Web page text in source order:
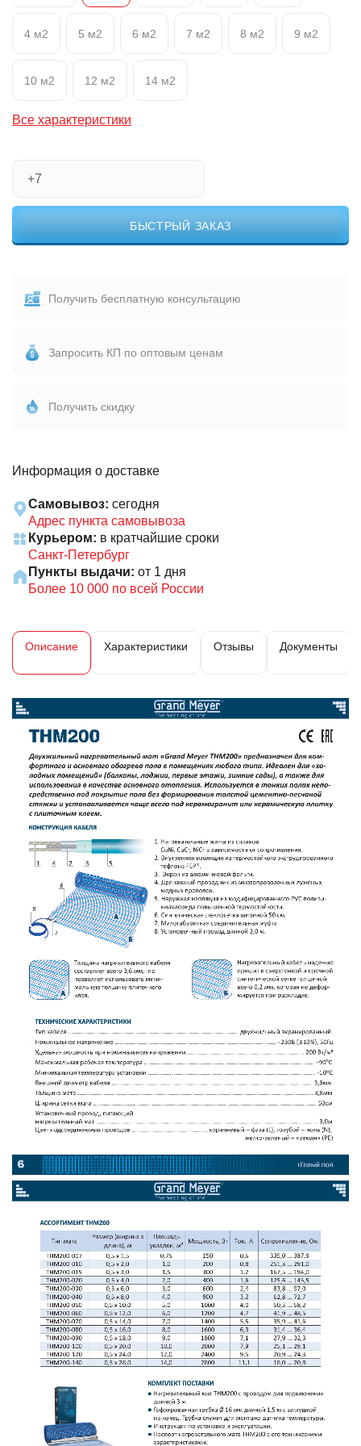
4 м2 5 м2 6 м2 7 м2 8 м2 9 м2
10 м2 12 м2 14 м2
Все характеристики
БЫСТРЫЙ ЗАКАЗ
Получить бесплатную консультацию
Запросить КП по оптовым ценам
Получить скидку
Информация о доставке
Самовывоз: сегодня
Адрес пункта самовывоза
Курьером: в кратчайшие сроки
Санкт-Петербург
Пункты выдачи: от 1 дня
Более 10 000 по всей России
Описание Характеристики Отзывы Документы